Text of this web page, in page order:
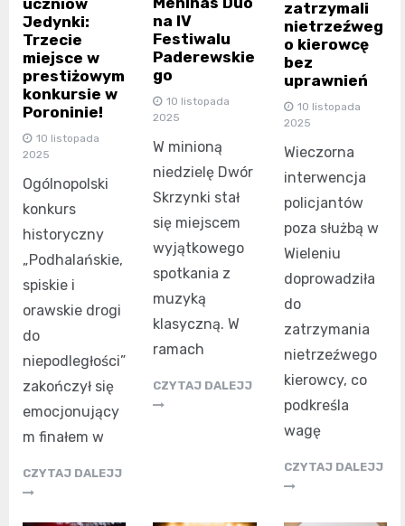
uczniów
Jedynki:
Trzecie
miejsce w
prestiżowym
konkursie w
Poroninie!
10 listopada
2025
Ogólnopolski
konkurs
historyczny
„Podhalańskie,
spiskie i
orawskie drogi
do
niepodległości”
zakończył się
emocjonujący
m finałem w
CZYTAJ DALEJJ
na IV
Festiwalu
Paderewskie
go
10 listopada
2025
W minioną
niedzielę Dwór
Skrzynki stał
się miejscem
wyjątkowego
spotkania z
muzyką
klasyczną. W
ramach
CZYTAJ DALEJJ
zatrzymali
nietrzeźweg
o kierowcę
bez
uprawnień
10 listopada
2025
Wieczorna
interwencja
policjantów
poza służbą w
Wieleniu
doprowadziła
do
zatrzymania
nietrzeźwego
kierowcy, co
podkreśla
wagę
CZYTAJ DALEJJ